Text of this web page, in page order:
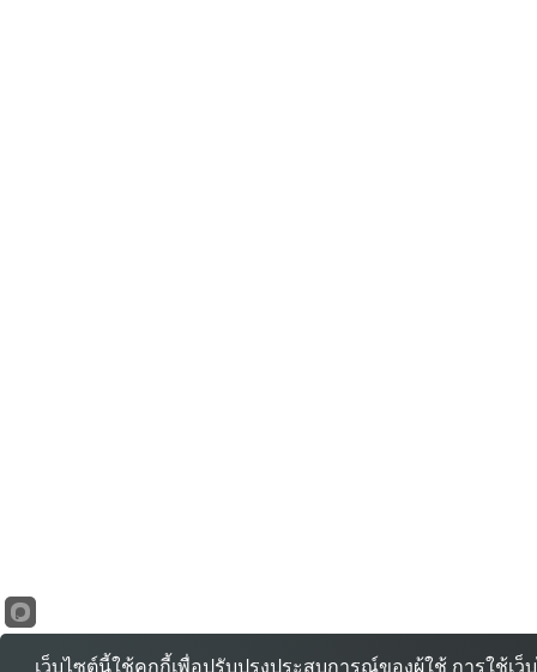
เว็บไซต์นี้ใช้คุกกี้เพื่อปรับปรุงประสบการณ์ของผู้ใช้ การใช้